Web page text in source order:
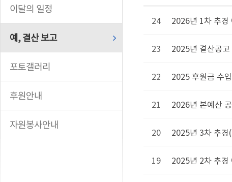
이달의 일정
예, 결산 보고
포토갤러리
후원안내
자원봉사안내
24 2026년 1차 추경
23 2025년 결산공고
22 2025 후원금 수
21 2026년 본예산
20 2025년 3차 추경
19 2025년 2차 추경